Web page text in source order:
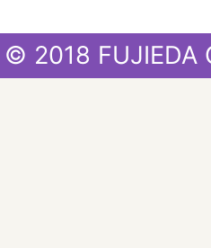
© 2018 FUJIEDA